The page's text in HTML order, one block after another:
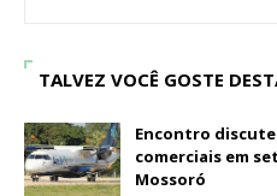
TALVEZ VOCÊ GOSTE
Encontro
comerciais em
Mossoró